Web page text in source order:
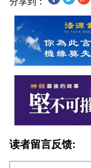
读者留言反馈: